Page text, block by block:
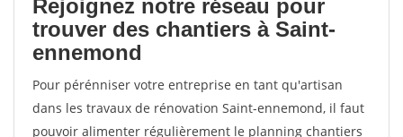
Rejoignez notre réseau pour
trouver des chantiers à Saint-
ennemond
Pour pérénniser votre entreprise en tant qu'artisan
dans les travaux de rénovation Saint-ennemond, il faut
pouvoir alimenter régulièrement le planning chantiers